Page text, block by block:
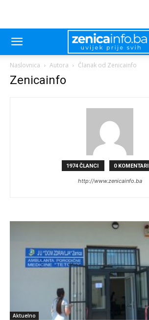
Naslovnica Autora Članak od Zenicainfo
Zenicainfo
1974 ČLANCI 0 KOMENTARI
http://www.zenicainfo.ba
Aktuelno